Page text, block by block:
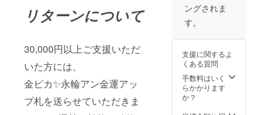
リターンについて
30,000円以上ご支援いただ
いた方には、
金ピカ✨永輪アン金運アッ
プ札を送らせていただきま
す(´｡✪ω✪｡`)
ングされま
す。
支援に関するよ
くある質問
手数料はいく
らかかります
か？